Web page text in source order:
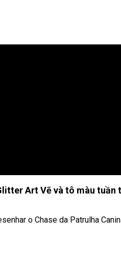
Art Vẽ và tô màu tuần
o Chase da Patrulha